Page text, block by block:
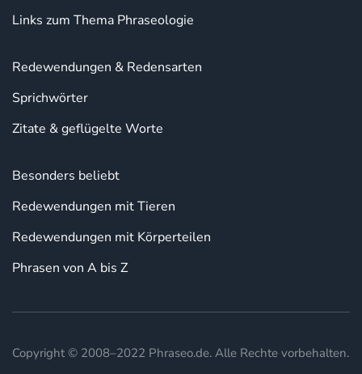
Links zum Thema Phraseologie
Redewendungen & Redensarten
Sprichwörter
Zitate & geflügelte Worte
Besonders beliebt
Redewendungen mit Tieren
Redewendungen mit Körperteilen
Phrasen von A bis Z
Copyright © 2008–2022 Phraseo.de. Alle Rechte vorbehalten.